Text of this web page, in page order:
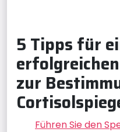
5 Tipps für
zur
Führen Sie den